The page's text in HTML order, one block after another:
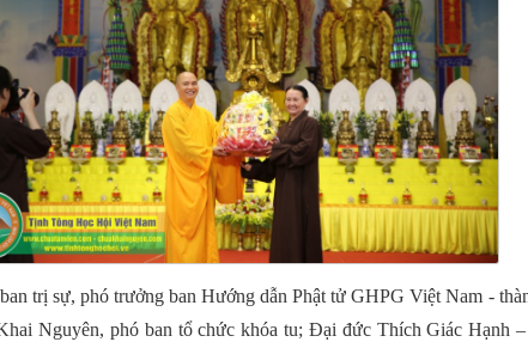
trị sự, phó trưởng ban Hướng dẫn Phật tử GHPG Việt Nam -
Nguyên, phó ban tổ chức khóa tu; Đại đức Thích Giác